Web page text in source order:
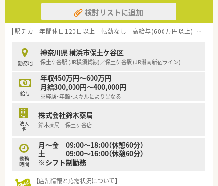
【想定される業務内容】
■精神科や内科の処方箋に基づいた調剤業務や、患者様への丁寧
な服薬指導をメインに担当します。
一翼を担う大きなやりがいがあります。
■iPadを用いた電子薬歴などのシステムを活用した監査業務を
行い、安全かつ効率的な調剤を実現します。
検討リストに追加
駅チカ 年間休日120日以上 転勤なし 高給与(600万円以上) 教育
勤務地
神奈川県 横浜市保土ケ谷区
保土ケ谷駅 (JR横須賀線)／保土ケ谷駅 (JR湘南新宿ライン)
給与
年収450万円～600万円
月給300,000円～400,000円
※経験・年齢・スキルにより異なる
法人
名
株式会社鈴木薬局
鈴木薬局 保土ヶ谷店
勤務
時間
月～金 09:00～18:00（休憩60分）
土 09:00～16:00（休憩60分）
※シフト制勤務
【店舗情報と応需状況について】